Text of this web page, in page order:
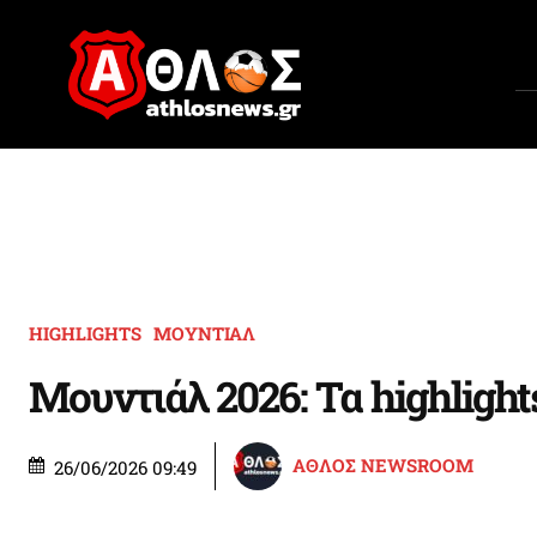
HIGHLIGHTS ΜΟΥΝΤΙΑΛ
Μουντιάλ 2026: Τα
26/06/2026 09:49 ΑΘΛΟΣ NEWSROOM